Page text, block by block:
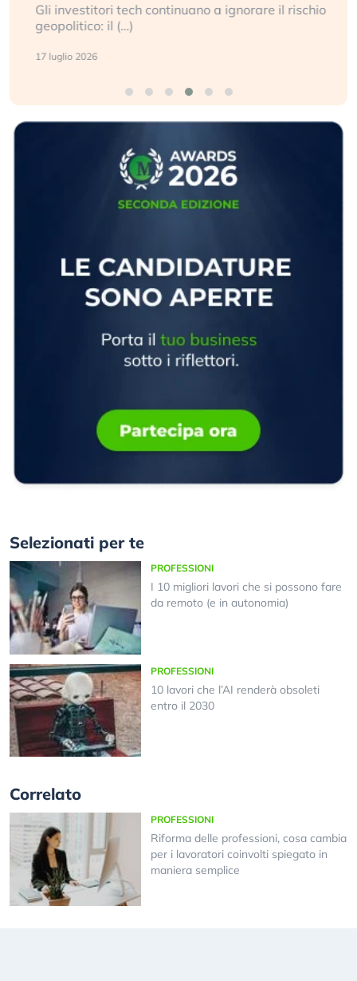
Gli investitori tech continuano a ignorare il rischio
geopolitico: il (…)
17 luglio 2026
Selezionati per te
PROFESSIONI
I 10 migliori lavori che si possono fare
da remoto (e in autonomia)
PROFESSIONI
10 lavori che l’AI renderà obsoleti
entro il 2030
Correlato
PROFESSIONI
Riforma delle professioni, cosa cambia
per i lavoratori coinvolti spiegato in
maniera semplice